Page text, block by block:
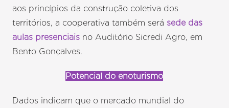
aos princípios da construção coletiva dos
territórios, a cooperativa também será sede das
aulas presenciais no Auditório Sicredi Agro, em
Bento Gonçalves.
Potencial do enoturismo
Dados indicam que o mercado mundial do